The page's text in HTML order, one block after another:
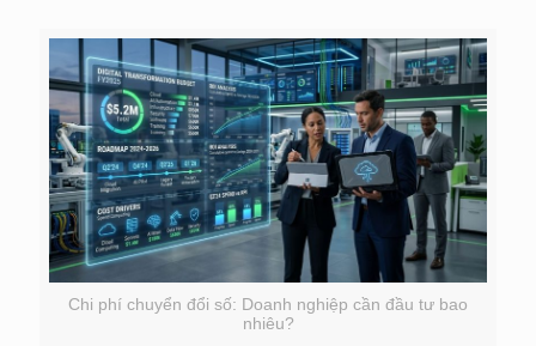
Chi phí chuyển đổi số: Doanh nghiệp cần đầu tư bao
nhiêu?